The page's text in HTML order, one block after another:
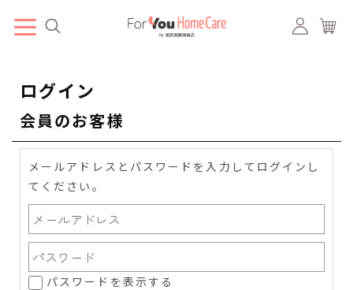
ログイン
会員のお客様
メールアドレスとパスワードを入力してログインし
てください。
パスワードを表示する